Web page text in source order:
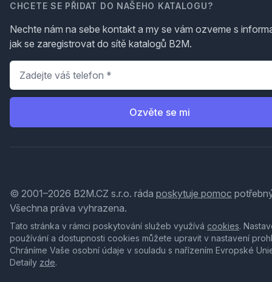
CHCETE SE PŘIDAT DO NAŠEHO KATALOGU?
Nechte nám na sebe kontakt a my se vám ozveme s
jak se zaregistrovat do sítě katalogů B2M.
Telefon
Ozvěte se mi
© 2001–2026 B2M.CZ s.r.o. ráda poskytuje pomoc
Všechna práva vyhrazena.
Tato stránka v rámci poskytování služeb využívá cookies.
používání a dostupnosti cookies můžete upravit v nastavení
Chráníme Vaše osobní údaje v souladu s nařízením Evropské
Detaily zde.